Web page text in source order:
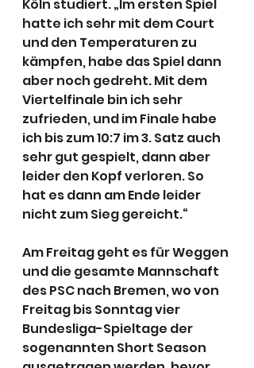
Köln studiert. „Im ersten Spiel
hatte ich sehr mit dem Court
und den Temperaturen zu
kämpfen, habe das Spiel dann
aber noch gedreht. Mit dem
Viertelfinale bin ich sehr
zufrieden, und im Finale habe
ich bis zum 10:7 im 3. Satz auch
sehr gut gespielt, dann aber
leider den Kopf verloren. So
hat es dann am Ende leider
nicht zum Sieg gereicht.“
Am Freitag geht es für Weggen
und die gesamte Mannschaft
des PSC nach Bremen, wo von
Freitag bis Sonntag vier
Bundesliga-Spieltage der
sogenannten Short Season